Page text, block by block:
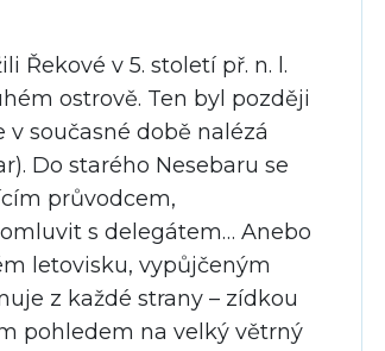
Řekové v 5. století př. n. l.
ostrově. Ten byl později
současné době nalézá
Do starého Nesebaru se
průvodcem,
s delegátem… Anebo
letovisku, vypůjčeným
z každé strany – zídkou
pohledem na velký větrný